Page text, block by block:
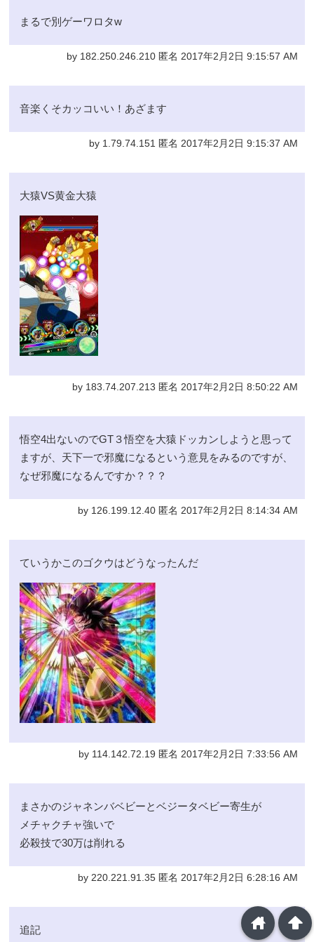
まるで別ゲーワロタw
by 182.250.246.210 匿名 2017年2月2日 9:15:57 AM
音楽くそカッコいい！あざます
by 1.79.74.151 匿名 2017年2月2日 9:15:37 AM
大猿VS黄金大猿
by 183.74.207.213 匿名 2017年2月2日 8:50:22 AM
悟空4出ないのでGT３悟空を大猿ドッカンしようと思って
ますが、天下一で邪魔になるという意見をみるのですが、
なぜ邪魔になるんですか？？？
by 126.199.12.40 匿名 2017年2月2日 8:14:34 AM
ていうかこのゴクウはどうなったんだ
by 114.142.72.19 匿名 2017年2月2日 7:33:56 AM
まさかのジャネンバベビーとベジータベビー寄生が
メチャクチャ強いで
必殺技で30万は削れる
by 220.221.91.35 匿名 2017年2月2日 6:28:16 AM
追記 arrowup
home